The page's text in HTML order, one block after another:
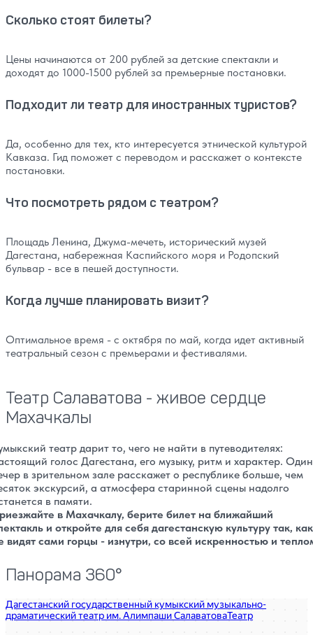
Сколько стоят билеты?
Цены начинаются от 200 рублей за детские спектакли и
доходят до 1000-1500 рублей за премьерные постановки.
Подходит ли театр для иностранных туристов?
Да, особенно для тех, кто интересуется этнической культурой
Кавказа. Гид поможет с переводом и расскажет о контексте
постановки.
Что посмотреть рядом с театром?
Площадь Ленина, Джума-мечеть, исторический музей
Дагестана, набережная Каспийского моря и Родопский
бульвар - все в пешей доступности.
Когда лучше планировать визит?
Оптимальное время - с октября по май, когда идет активный
театральный сезон с премьерами и фестивалями.
Театр Салаватова - живое сердце
Махачкалы
театр дарит то, чего не найти в путеводителях:
голос Дагестана, его музыку, ритм и характер. Один
в зрительном зале расскажет о республике больше, чем
экскурсий, а атмосфера старинной сцены надолго
в памяти.
в Махачкалу, берите билет на ближайший
и откройте для себя дагестанскую культуру так, как
видят сами горцы - изнутри, со всей искренностью и
Панорама 360°